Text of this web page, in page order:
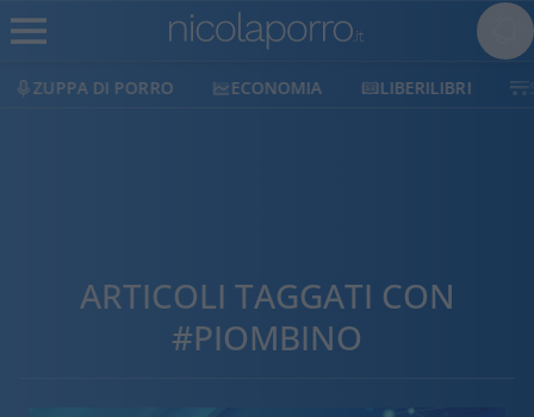
ECONOMIA LIBERILIBRI SHOP
ARTICOLI TAGGATI CON
#PIOMBINO